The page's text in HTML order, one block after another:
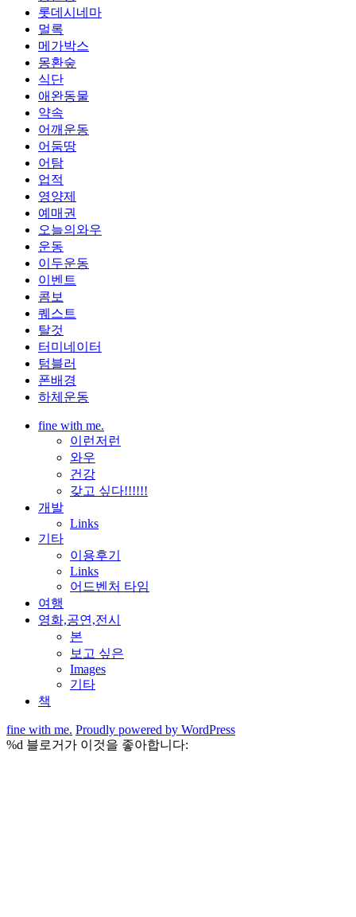
롯데시네마
멀록
메가박스
몽환숲
식단
애완동물
약속
어깨운동
어둠땅
어탐
업적
영양제
예매권
오늘의와우
운동
이두운동
이벤트
콤보
퀘스트
탈것
터미네이터
텀블러
폰배경
하체운동
fine with me.
이런저런
와우
건강
갖고 싶다!!!!!!
개발
Links
기타
이용후기
Links
어드벤처 타임
여행
영화,공연,전시
본
보고 싶은
Images
기타
책
fine with me. Proudly powered by WordPress
%d 블로거가 이것을 좋아합니다: